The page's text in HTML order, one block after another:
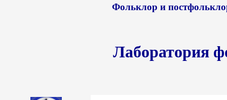
Фольклор и
Лаборатория